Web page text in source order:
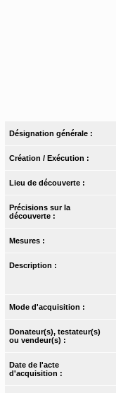
Désignation générale :
Création / Exécution :
Lieu de découverte :
Précisions sur la
découverte :
Mesures :
Description :
Mode d'acquisition :
Donateur(s), testateur(s)
ou vendeur(s) :
Date de l'acte
d'acquisition :